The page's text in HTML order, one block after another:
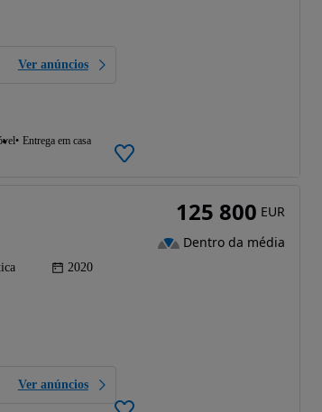
Ver anúncios
Entrega em casa
2020
Ver anúncios
125 800 EUR
Dentro da média